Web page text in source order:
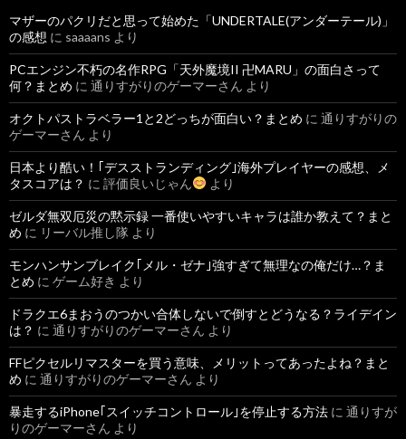
マザーのパクリだと思って始めた「UNDERTALE(アンダーテール)」
の感想 に saaaans より
PCエンジン不朽の名作RPG「天外魔境II 卍MARU」の面白さって
何？まとめ に 通りすがりのゲーマーさん より
オクトパストラベラー1と2どっちが面白い？まとめ に 通りすがりの
ゲーマーさん より
日本より酷い！｢デスストランディング｣海外プレイヤーの感想、メ
タスコアは？ に 評価良いじゃん より
ゼルダ無双厄災の黙示録 一番使いやすいキャラは誰か教えて？まと
め に リーバル推し隊 より
モンハンサンブレイク｢メル・ゼナ｣強すぎて無理なの俺だけ…？ま
とめ に ゲーム好き より
ドラクエ6まおうのつかい合体しないで倒すとどうなる？ライデイン
は？ に 通りすがりのゲーマーさん より
FFピクセルリマスターを買う意味、メリットってあったよね？まと
め に 通りすがりのゲーマーさん より
暴走するiPhone｢スイッチコントロール｣を停止する方法 に 通りすが
りのゲーマーさん より